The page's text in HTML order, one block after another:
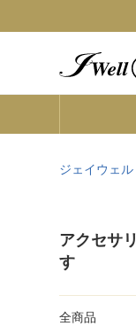
ジェイウェル
アクセサ
す
全商品